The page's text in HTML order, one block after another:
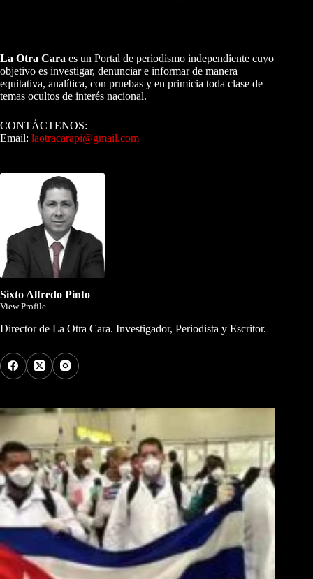
La Otra Cara es un Portal de periodismo independiente cuyo
objetivo es investigar, denunciar e informar de manera
equitativa, analítica, con pruebas y en primicia toda clase de
temas ocultos de interés nacional.
CONTÁCTENOS:
Email: laotracarapi@gmail.com
Sixto Alfredo Pinto
View Profile
Director de La Otra Cara. Investigador, Periodista y Escritor.